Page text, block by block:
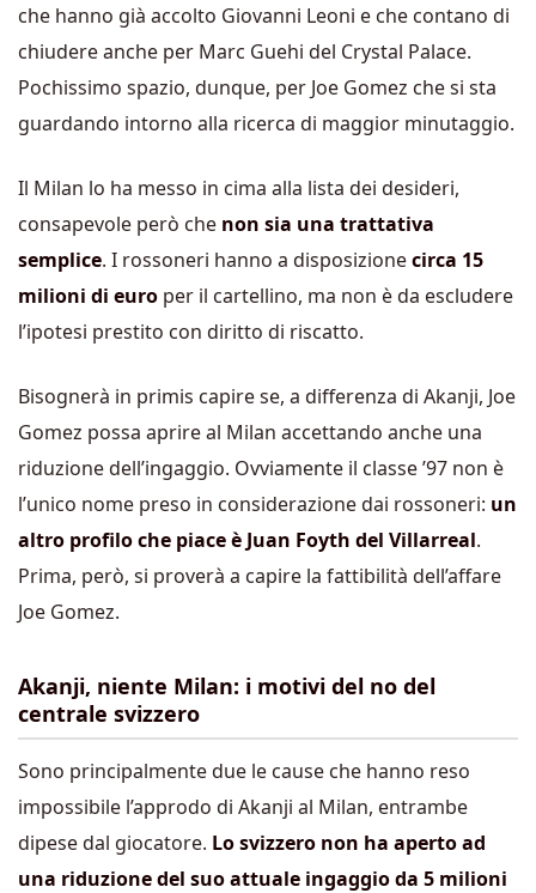
che hanno già accolto Giovanni Leoni e che contano di
chiudere anche per Marc Guehi del Crystal Palace.
Pochissimo spazio, dunque, per Joe Gomez che si sta
guardando intorno alla ricerca di maggior minutaggio.
Il Milan lo ha messo in cima alla lista dei desideri,
consapevole però che non sia una trattativa
semplice. I rossoneri hanno a disposizionecirca 15
milioni di euro per il cartellino, ma non è da escludere
l’ipotesi prestito con diritto di riscatto.
Bisognerà in primis capire se, a differenza di Akanji, Joe
Gomez possa aprire al Milan accettando anche una
riduzione dell’ingaggio. Ovviamente il classe ’97 non è
l’unico nome preso in considerazione dai rossoneri: un
altro profilo che piace è Juan Foyth del Villarreal.
Prima, però, si proverà a capire la fattibilità dell’affare
Joe Gomez.
Akanji, niente Milan: i motivi del no del
centrale svizzero
Sono principalmente due le cause che hanno reso
impossibile l’approdo di Akanji al Milan, entrambe
dipese dal giocatore. Lo svizzero non ha aperto ad
una riduzione del suo attuale ingaggio da 5 milioni